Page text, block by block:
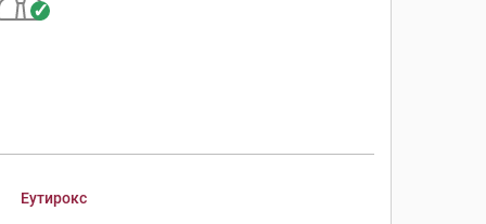
Еутирокс